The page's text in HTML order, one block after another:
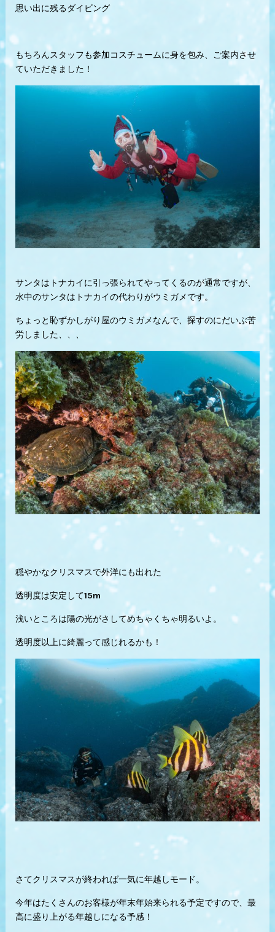
思い出に残るダイビング
もちろんスタッフも参加コスチュームに身を包み、ご案内させ
ていただきました！
サンタはトナカイに引っ張られてやってくるのが通常ですが、
水中のサンタはトナカイの代わりがウミガメです。
ちょっと恥ずかしがり屋のウミガメなんで、探すのにだいぶ苦
労しました、、、
穏やかなクリスマスで外洋にも出れた
透明度は安定して15m
浅いところは陽の光がさしてめちゃくちゃ明るいよ。
透明度以上に綺麗って感じれるかも！
さてクリスマスが終われば一気に年越しモード。
今年はたくさんのお客様が年末年始来られる予定ですので、最
高に盛り上がる年越しになる予感！